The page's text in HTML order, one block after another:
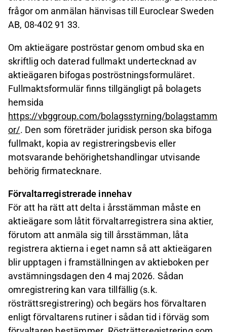
frågor om anmälan hänvisas till Euroclear Sweden
AB, 08-402 91 33.
Om aktieägare poströstar genom ombud ska en
skriftlig och daterad fullmakt undertecknad av
aktieägaren bifogas poströstningsformuläret.
Fullmaktsformulär finns tillgängligt på bolagets
hemsida
https://vbggroup.com/bolagsstyrning/bolagstamm
or/. Den som företräder juridisk person ska bifoga
fullmakt, kopia av registreringsbevis eller
motsvarande behörighetshandlingar utvisande
behörig firmatecknare.
Förvaltarregistrerade innehav
För att ha rätt att delta i årsstämman måste en
aktieägare som låtit förvaltarregistrera sina aktier,
förutom att anmäla sig till årsstämman, låta
registrera aktierna i eget namn så att aktieägaren
blir upptagen i framställningen av aktieboken per
avstämningsdagen den 4 maj 2026. Sådan
omregistrering kan vara tillfällig (s.k.
rösträttsregistrering) och begärs hos förvaltaren
enligt förvaltarens rutiner i sådan tid i förväg som